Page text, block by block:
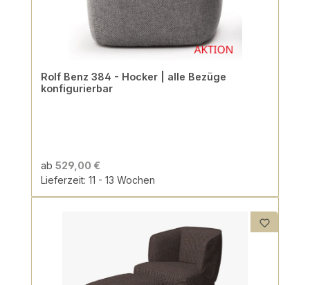
Rolf Benz 384 - Hocker | alle Bezüge
konfigurierbar
ab 529,00 €
Lieferzeit: 11 - 13 Wochen